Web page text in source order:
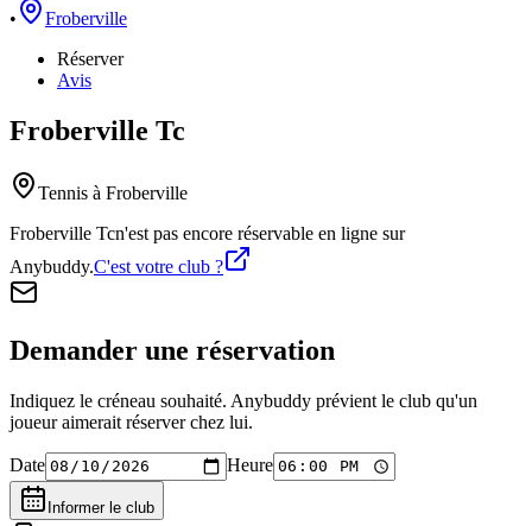
•
Froberville
Réserver
Avis
Froberville Tc
Tennis à Froberville
Froberville Tcn'est pas encore réservable en ligne sur
Anybuddy.C'est votre club ?
Demander une réservation
Indiquez le créneau souhaité. Anybuddy prévient le club qu'un
joueur aimerait réserver chez lui.
Date Heure
Informer le club